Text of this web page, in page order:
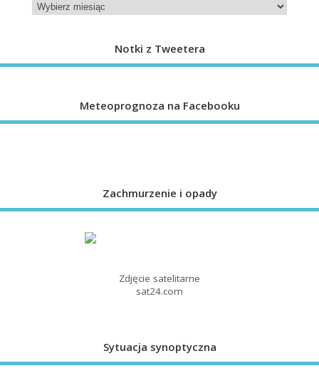
Notki z Tweetera
Meteoprognoza na Facebooku
Zachmurzenie i opady
Zdjęcie satelitarne
sat24.com
Sytuacja synoptyczna